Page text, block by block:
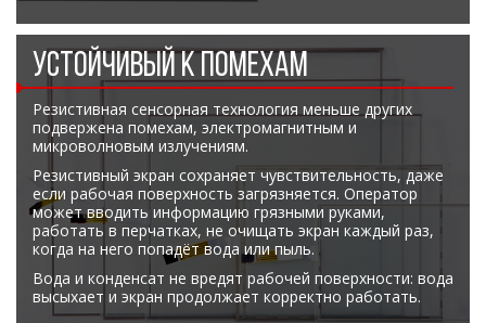
УСТОЙЧИВЫЙ К ПОМЕХАМ
Резистивная сенсорная технология меньше других
подвержена помехам, электромагнитным и
микроволновым излучениям.
Резистивный экран сохраняет чувствительность, даже
если рабочая поверхность загрязняется. Оператор
может вводить информацию грязными руками,
работать в перчатках, не очищать экран каждый раз,
когда на него попадёт вода или пыль.
Вода и конденсат не вредят рабочей поверхности: вода
высыхает и экран продолжает корректно работать.